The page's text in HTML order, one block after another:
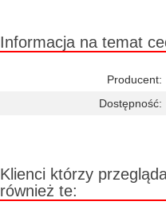
Informacja na temat
Producent:
Dostępność:
Klienci którzy
również te: